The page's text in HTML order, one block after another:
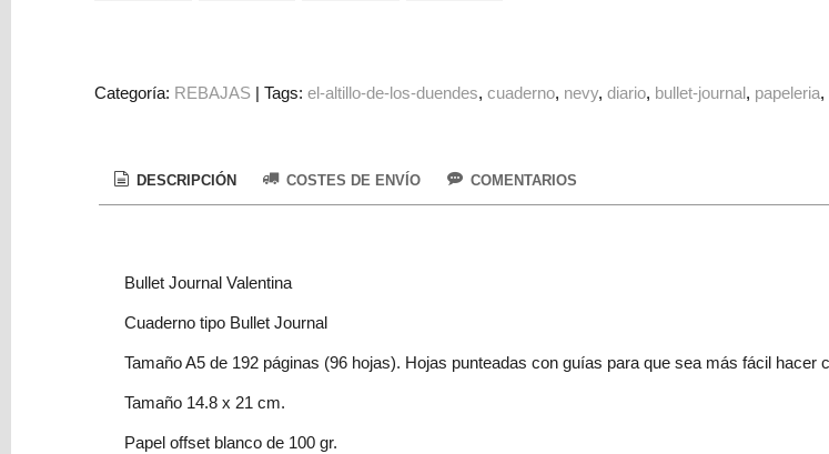
DIY
Marcas
Carrito
Categoría: REBAJAS |Tags:el-altillo-de-los-duendes cuaderno nevy diario bullet-journal papeleria
DESCRIPCIÓN COSTES DE ENVÍO COMENTARIOS
Bullet Journal Valentina
Cuaderno tipo Bullet Journal
Tamaño A5 de 192 páginas (96 hojas). Hojas punteadas con guías para que sea más fácil
Tamaño 14.8 x 21 cm.
Papel offset blanco de 100 gr.